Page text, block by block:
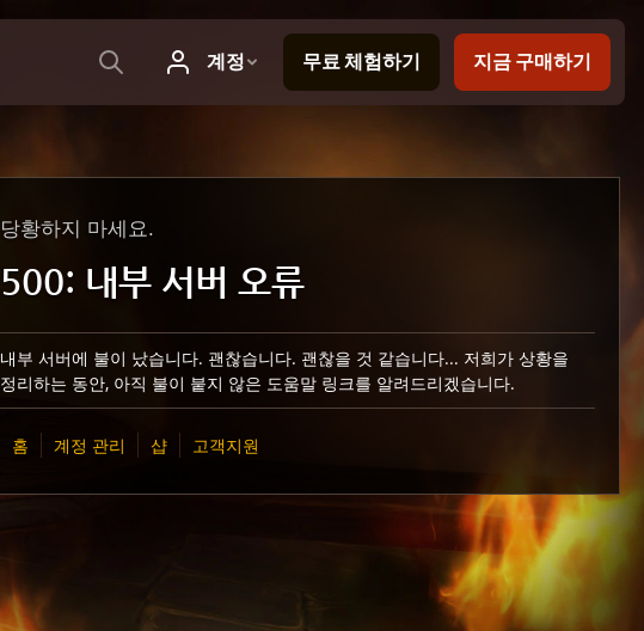
당황하지 마세요.
500: 내부 서버 오류
내부 서버에 불이 났습니다. 괜찮습니다. 괜찮을 것 같습니다... 저희가 상황을
정리하는 동안, 아직 불이 붙지 않은 도움말 링크를 알려드리겠습니다.
홈 계정 관리 샵 고객지원